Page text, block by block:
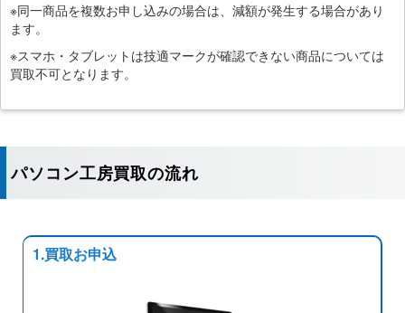
※同一商品を複数お申し込みの場合は、減額が発生する場合があり
ます。
※スマホ・タブレットは技適マークが確認できない商品については
買取不可となります。
パソコン工房買取の流れ
1.買取お申込